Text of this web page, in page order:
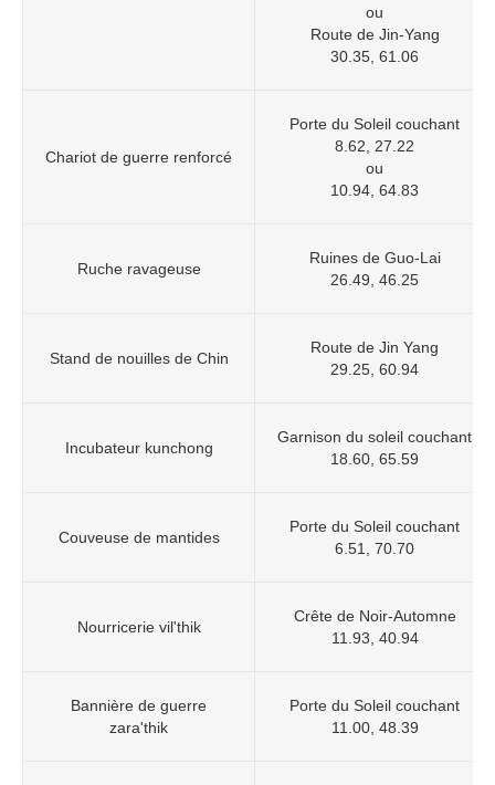
ou
Route de Jin-Yang
30.35, 61.06
Chariot de guerre renforcé
Porte du Soleil couchant
8.62, 27.22
ou
10.94, 64.83
Ruche ravageuse
Ruines de Guo-Lai
26.49, 46.25
Stand de nouilles de Chin
Route de Jin Yang
29.25, 60.94
Incubateur kunchong
Garnison du soleil couchant
18.60, 65.59
Couveuse de mantides
Porte du Soleil couchant
6.51, 70.70
Nourricerie vil'thik
Crête de Noir-Automne
11.93, 40.94
Bannière de guerre
zara'thik
Porte du Soleil couchant
11.00, 48.39